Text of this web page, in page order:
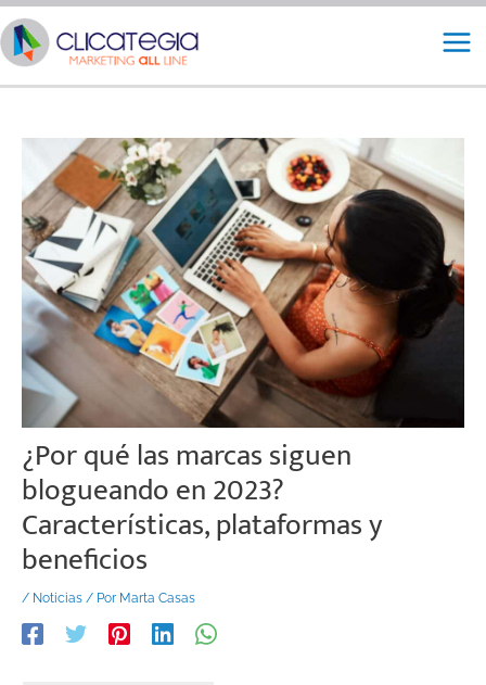
Ir
al
¿Por qué las marcas siguen
blogueando en 2023?
Características, plataformas y
beneficios
/ Noticias / Por Marta Casas